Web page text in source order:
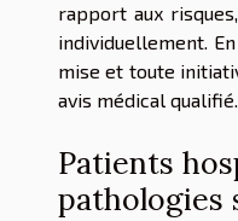
rapport aux
individuellement.
mise et toute
avis médical qualifié.
Patients
pathologies